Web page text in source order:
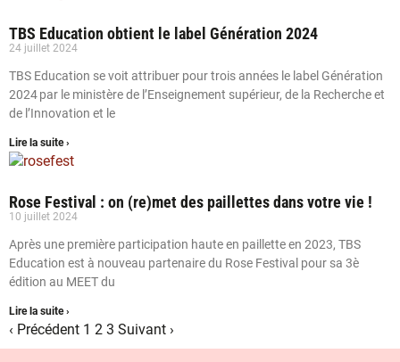
TBS Education obtient le label Génération 2024
24 juillet 2024
TBS Education se voit attribuer pour trois années le label Génération
2024 par le ministère de l’Enseignement supérieur, de la Recherche et
de l’Innovation et le
Lire la suite ›
Rose Festival : on (re)met des paillettes dans votre vie !
10 juillet 2024
Après une première participation haute en paillette en 2023, TBS
Education est à nouveau partenaire du Rose Festival pour sa 3è
édition au MEET du
Lire la suite ›
‹ Précédent 1 2 3 Suivant ›